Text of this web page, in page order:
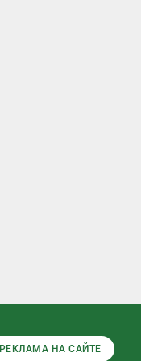
РЕКЛАМА НА САЙТЕ